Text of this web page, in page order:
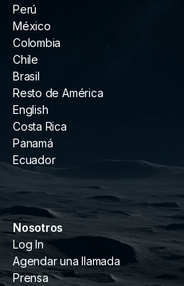
Perú
México
Colombia
Chile
Brasil
Resto de América
English
Costa Rica
Panamá
Ecuador
Nosotros
Log In
Agendar una llamada
Prensa